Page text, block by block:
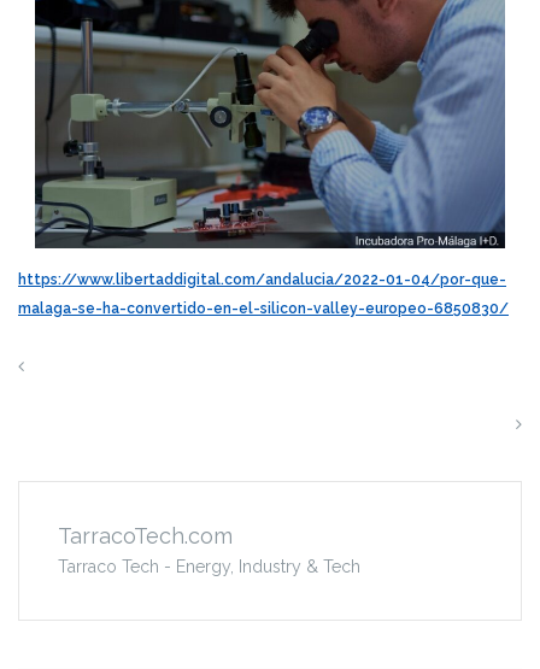
https://www.libertaddigital.com/andalucia/2022-01-04/por-que-
malaga-se-ha-convertido-en-el-silicon-valley-europeo-6850830/
TarracoTech.com
Tarraco Tech - Energy, Industry & Tech